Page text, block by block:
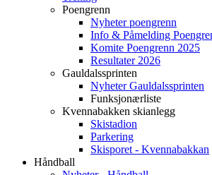
Poengrenn
Nyheter poengrenn
Info & Påmelding
Komite Poengrenn 2025
Resultater 2026
Gauldalssprinten
Nyheter Gauldalssprinten
Funksjonærliste
Kvennabakken skianlegg
Skistadion
Parkering
Skisporet - Kvennabakkan
Håndball